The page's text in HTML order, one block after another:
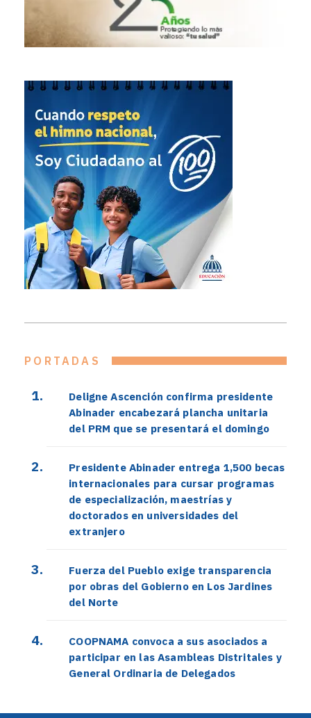
PORTADAS
Deligne Ascención confirma presidente
Abinader encabezará plancha unitaria
del PRM que se presentará el domingo
Presidente Abinader entrega 1,500 becas
internacionales para cursar programas
de especialización, maestrías y
doctorados en universidades del
extranjero
Fuerza del Pueblo exige transparencia
por obras del Gobierno en Los Jardines
del Norte
COOPNAMA convoca a sus asociados a
participar en las Asambleas Distritales y
General Ordinaria de Delegados